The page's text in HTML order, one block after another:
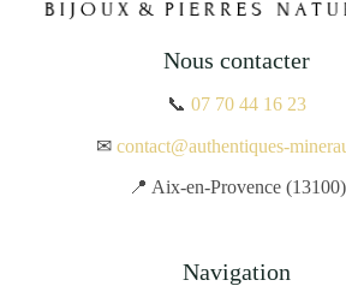
Nous contacter
📞07 70 44 16 23
✉contact@authentiques-
📍 Aix-en-Provence (13100)
Navigation